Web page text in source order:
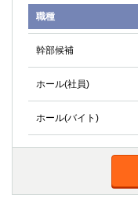
職種
幹部候補
ホール(社員)
ホール(バイト)
埼玉県
大宮
志木
草加
所沢